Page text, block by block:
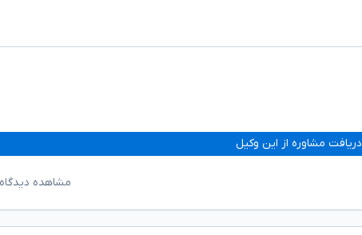
دریافت مشاوره از این وکیل
مشاهده